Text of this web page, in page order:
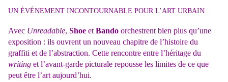
UN ÉVÉNEMENT INCONTOURNABLE POUR L’ART URBAIN
Avec Unreadable, Shoe et Bando orchestrent bien plus qu’une
exposition : ils ouvrent un nouveau chapitre de l’histoire du
graffiti et de l’abstraction. Cette rencontre entre l’héritage du
writing et l’avant-garde picturale repousse les limites de ce que
peut être l’art aujourd’hui.